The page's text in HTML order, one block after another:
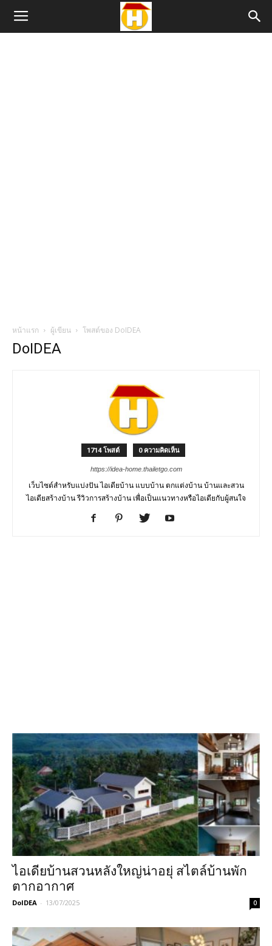
หน้าแรก ผู้เขียน โพสต์ของ DoIDEA
DoIDEA
1714 โพสต์ 0 ความคิดเห็น
https://idea-home.thailetgo.com
เว็บไซต์สำหรับแบ่งปัน ไอเดียบ้าน แบบบ้าน ตกแต่งบ้าน บ้านและสวน
ไอเดียสร้างบ้าน รีวิวการสร้างบ้าน เพื่อเป็นแนวทางหรือไอเดียกับผู้สนใจ
ไอเดียบ้านสวนหลังใหญ่น่าอยุ่ สไตล์บ้านพัก
ตากอากาศ
DoIDEA - 13/07/2025 0